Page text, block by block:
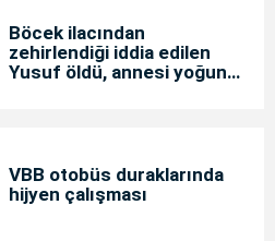
Böcek ilacından
zehirlendiği iddia edilen
Yusuf öldü, annesi yoğun
VBB otobüs duraklarında
hijyen çalışması